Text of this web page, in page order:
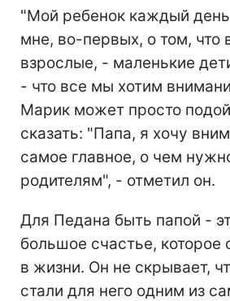
"Мой ребенок каждый
мне, во-первых, о том,
взрослые, - маленькие
- что все мы хотим
Марик может просто
сказать: "Папа, я хочу
самое главное, о чем
родителям", - отметил он.
Для Педана быть папой -
большое счастье, которое
в жизни. Он не скрывает,
стали для него одним из